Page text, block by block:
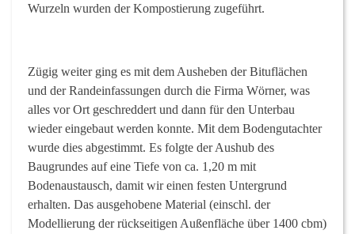
Wurzeln wurden der Kompostierung zugeführt.
Zügig weiter ging es mit dem Ausheben der Bituflächen
und der Randeinfassungen durch die Firma Wörner, was
alles vor Ort geschreddert und dann für den Unterbau
wieder eingebaut werden konnte. Mit dem Bodengutachter
wurde dies abgestimmt. Es folgte der Aushub des
Baugrundes auf eine Tiefe von ca. 1,20 m mit
Bodenaustausch, damit wir einen festen Untergrund
erhalten. Das ausgehobene Material (einschl. der
Modellierung der rückseitigen Außenfläche über 1400 cbm)